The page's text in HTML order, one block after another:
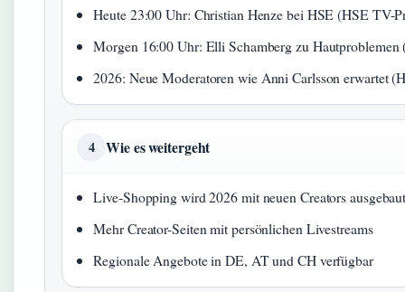
Heute 23:00 Uhr: Christian Henze bei HSE (HSE TV-
Morgen 16:00 Uhr: Elli Schamberg zu Hautproblemen
2026: Neue Moderatoren wie Anni Carlsson erwartet
4 Wie es weitergeht
Live-Shopping wird 2026 mit neuen Creators
Mehr Creator-Seiten mit persönlichen Livestreams
Regionale Angebote in DE, AT und CH verfügbar